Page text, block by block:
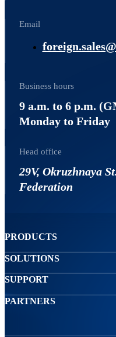
Email
Business hours
9 a.m. to 6 p.m.
Monday to Friday
Head office
29V, Okruzhnaya
Federation
PRODUCTS
SOLUTIONS
SUPPORT
PARTNERS